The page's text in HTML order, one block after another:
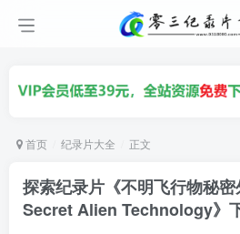
首页 纪录片大全 正文
探索纪录片《不明飞行物秘
Secret Alien Technology》